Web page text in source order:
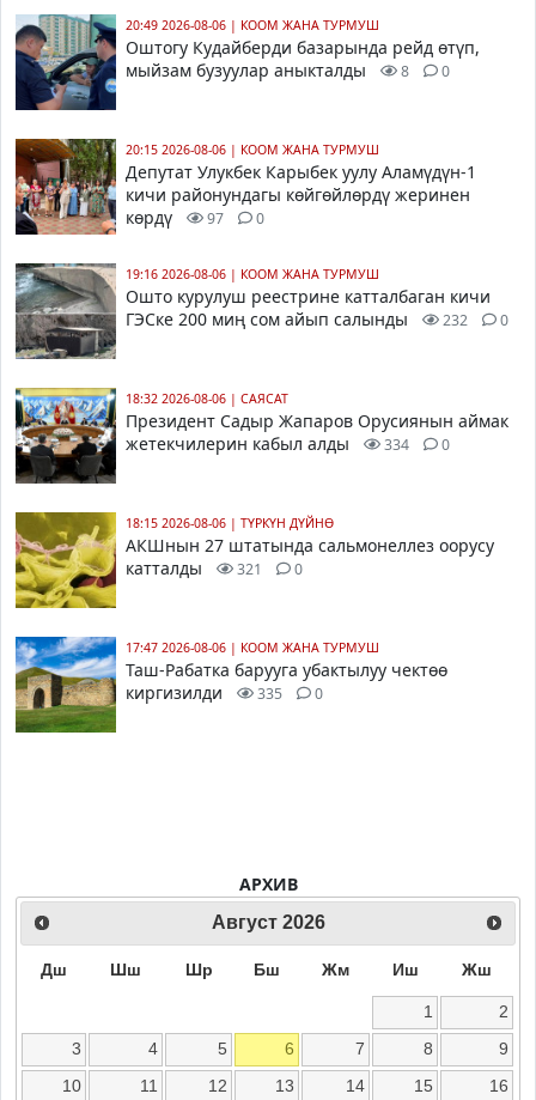
20:49 2026-08-06 | КООМ ЖАНА ТУРМУШ
Оштогу Кудайберди базарында рейд өтүп,
мыйзам бузуулар аныкталды
8 0
20:15 2026-08-06 | КООМ ЖАНА ТУРМУШ
Депутат Улукбек Карыбек уулу Аламүдүн-1
кичи районундагы көйгөйлөрдү жеринен
көрдү
97 0
19:16 2026-08-06 | КООМ ЖАНА ТУРМУШ
Ошто курулуш реестрине катталбаган кичи
ГЭСке 200 миң сом айып салынды
232 0
18:32 2026-08-06 | САЯСАТ
Президент Садыр Жапаров Орусиянын аймак
жетекчилерин кабыл алды
334 0
18:15 2026-08-06 | ТҮРКҮН ДҮЙНӨ
АКШнын 27 штатында сальмонеллез оорусу
катталды
321 0
17:47 2026-08-06 | КООМ ЖАНА ТУРМУШ
Таш-Рабатка барууга убактылуу чектөө
киргизилди
335 0
АРХИВ
Август 2026
Дш Шш Шр Бш Жм Иш Жш
1
2
3
4 5 6 7 8
9
10
11 12 13 14 15
16